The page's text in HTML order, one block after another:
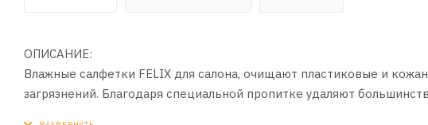
ОПИСАНИЕ:
Влажные салфетки FELIX для салона, очищают пластиковые и
загрязнений. Благодаря специальной пропитке удаляют